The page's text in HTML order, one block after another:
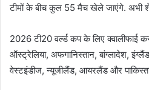
टीमों के बीच कुल 55 मैच खेले जाएंगे. अभी
2026 टी20 वर्ल्ड कप के लिए क्वालीफाई
ऑस्ट्रेलिया, अफगानिस्तान, बांग्लादेश,
वेस्टइंडीज, न्यूजीलैंड, आयरलैंड और